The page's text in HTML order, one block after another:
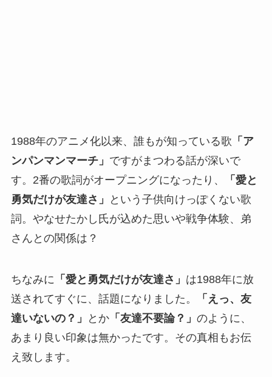
1988年のアニメ化以来、誰もが知っている歌 「ア
ンパンマンマーチ」 ですがまつわる話が深いで
す。2番の歌詞がオープニングになったり、
「愛と
勇気だけが友達さ」
という子供向けっぽくない歌
詞。やなせたかし氏が込めた思いや戦争体験、弟
さんとの関係は？
ちなみに 「愛と勇気だけが友達さ」 は1988年に放
送されてすぐに、話題になりました。
「えっ、友
達いないの？」
とか「友達不要論？」 のように、
あまり良い印象は無かったです。その真相もお伝
え致します。